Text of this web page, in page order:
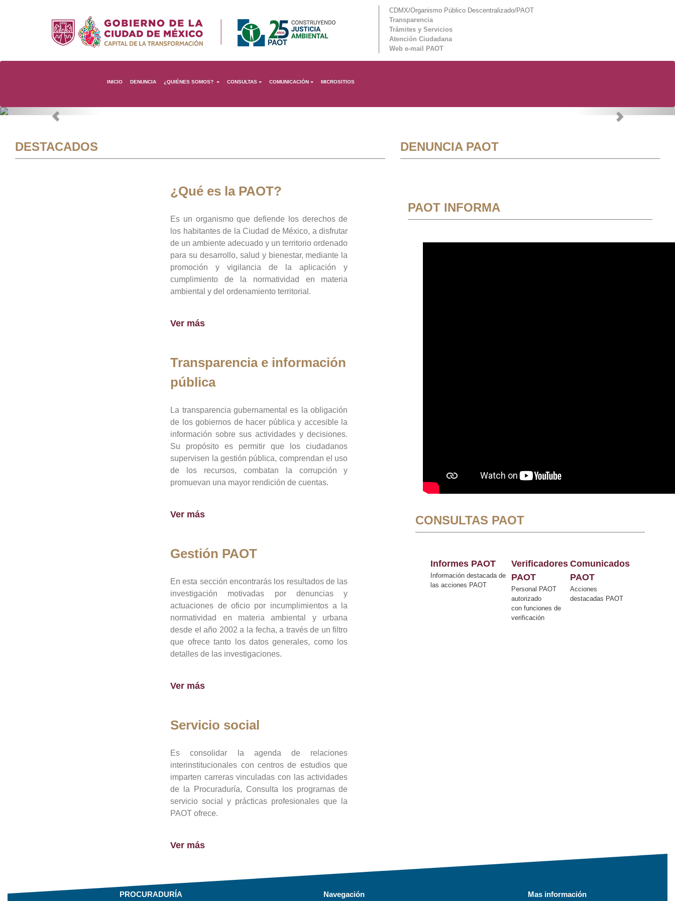
CDMX/Organismo Público Descentralizado/PAOT
Transparencia
Trámites y Servicios
Atención Ciudadana
Web e-mail PAOT
INICIO DENUNCIA ¿QUIÉNES SOMOS? CONSULTAS COMUNICACIÓN MICROSITIOS
Previous Next
DESTACADOS
¿Qué es la PAOT?
Es un organismo que defiende los derechos de
los habitantes de la Ciudad de México, a disfrutar
de un ambiente adecuado y un territorio ordenado
para su desarrollo, salud y bienestar, mediante la
promoción y vigilancia de la aplicación y
cumplimiento de la normatividad en materia
ambiental y del ordenamiento territorial.
Ver más
Transparencia e información
pública
La transparencia gubernamental es la obligación
de los gobiernos de hacer pública y accesible la
información sobre sus actividades y decisiones.
Su propósito es permitir que los ciudadanos
supervisen la gestión pública, comprendan el uso
de los recursos, combatan la corrupción y
promuevan una mayor rendición de cuentas.
Ver más
Gestión PAOT
En esta sección encontrarás los resultados de las
investigación motivadas por denuncias y
actuaciones de oficio por incumplimientos a la
normatividad en materia ambiental y urbana
desde el año 2002 a la fecha, a través de un filtro
que ofrece tanto los datos generales, como los
detalles de las investigaciones.
Ver más
Servicio social
Es consolidar la agenda de relaciones
interinstitucionales con centros de estudios que
imparten carreras vinculadas con las actividades
de la Procuraduría, Consulta los programas de
servicio social y prácticas profesionales que la
PAOT ofrece.
Ver más
DENUNCIA PAOT
PAOT INFORMA
CONSULTAS PAOT
Informes PAOT
Información destacada de
las acciones PAOT
Verificadores
PAOT
Personal PAOT
autorizado
con funciones de
verificación
Comunicados
PAOT
Acciones
destacadas PAOT
PROCURADURÍA Navegación Mas información